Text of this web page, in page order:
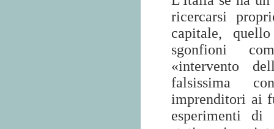
ricercarsi
capitale,
sgonfioni
«intervento
falsissima
imprenditori ai
esperimenti di